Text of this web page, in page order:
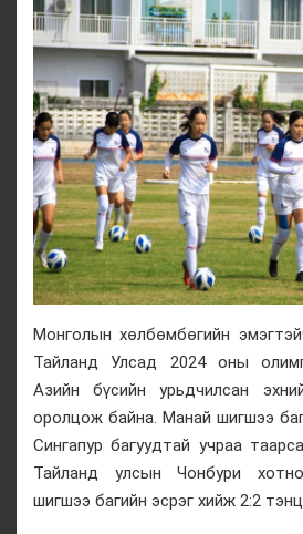
Монголын хөлбөмбөгийн
Тайланд Улсад 2024 оны
Азийн бүсийн урьдчилсан
оролцож байна. Манай шигшээ баг
Сингапур багуудтай учраа
Тайланд улсын Чонбури
шигшээ багийн эсрэг хийж 2:2